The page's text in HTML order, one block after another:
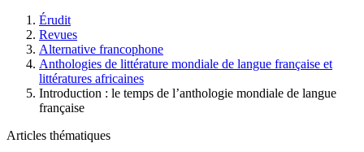
Érudit
Revues
Alternative francophone
Anthologies de littérature mondiale de langue française et
littératures africaines
Introduction : le temps de l’anthologie mondiale de langue
française
Articles thématiques